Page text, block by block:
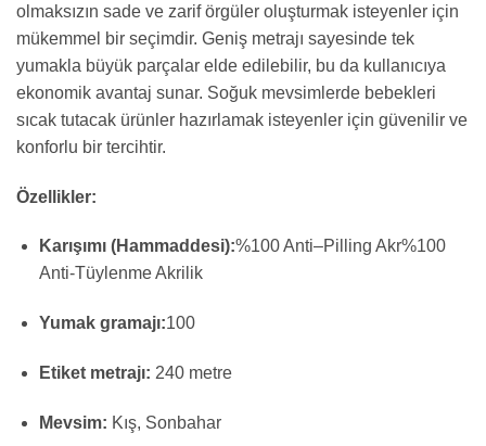
olmaksızın sade ve zarif örgüler oluşturmak isteyenler için
mükemmel bir seçimdir. Geniş metrajı sayesinde tek
yumakla büyük parçalar elde edilebilir, bu da kullanıcıya
ekonomik avantaj sunar. Soğuk mevsimlerde bebekleri
sıcak tutacak ürünler hazırlamak isteyenler için güvenilir ve
konforlu bir tercihtir.
Özellikler:
Karışımı (Hammaddesi):%100Anti–Pilling Akr%100
Anti-Tüylenme Akrilik
Yumak gramajı:100
Etiket metrajı: 240 metre
Mevsim: Kış, Sonbahar